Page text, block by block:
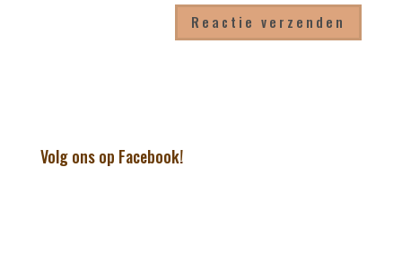
Volg ons op Facebook!